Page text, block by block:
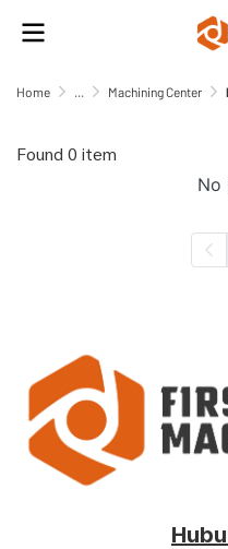
Home ... Machining Center
Found 0 item
No